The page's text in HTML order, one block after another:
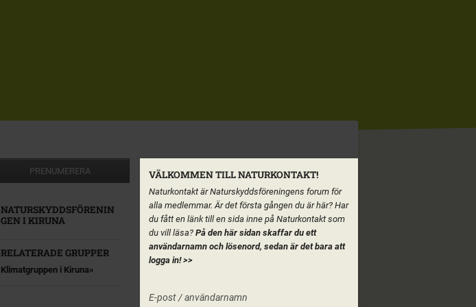
PRENUMERERA
NATURSKYDDSFÖRENIN
GEN I KIRUNA
RELATERADE GRUPPER
Klimatgruppen i Kiruna
VÄLKOMMEN TILL NATURKONTAKT!
Naturkontakt är Naturskyddsföreningens forum för
alla medlemmar. Är det första gången du är här? Har
du fått en länk till en sida inne på Naturkontakt som
du vill läsa? På den här sidan skaffar du ett
användarnamn och lösenord, sedan är det bara att
logga in!>>
E-post / användarnamn